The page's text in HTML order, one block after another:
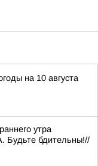
на 10 августа
утра
Будьте бдительны!//